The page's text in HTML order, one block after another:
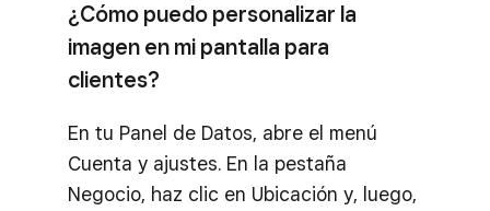
¿Cómo puedo personalizar la
imagen en mi pantalla para
clientes?
En tu Panel de Datos, abre el menú
Cuenta y ajustes. En la pestaña
Negocio, haz clic en Ubicación y, luego,